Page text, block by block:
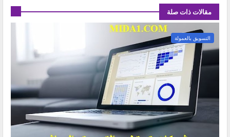
مقالات ذات صلة
التسويق بالعمولة